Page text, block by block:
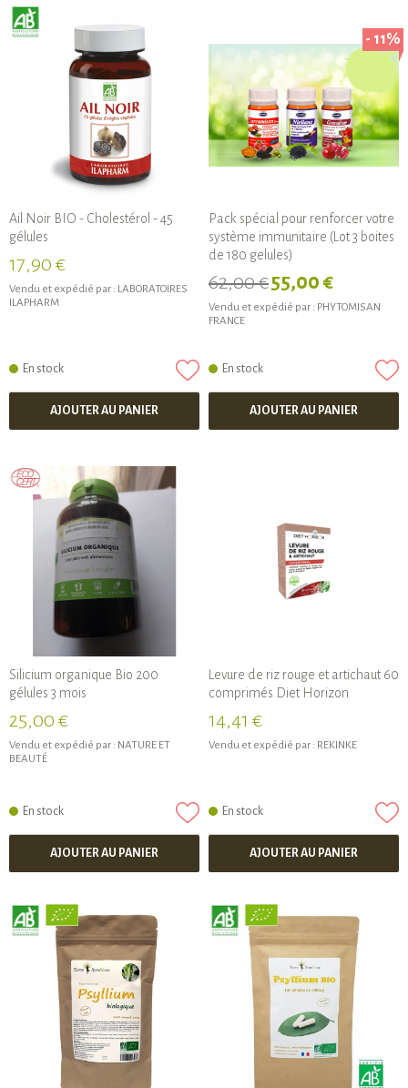
Ail Noir BIO - Cholestérol - 45
gélules
17,90 €
Vendu et expédié par : LABORATOIRES
ILAPHARM
En stock
AJOUTER AU PANIER
- 11%
Pack spécial pour renforcer votre
système immunitaire (Lot 3 boites
de 180 gelules)
62,00 €55,00 €
Vendu et expédié par : PHYTOMISAN
FRANCE
En stock
AJOUTER AU PANIER
Silicium organique Bio 200
gélules 3 mois
25,00 €
Vendu et expédié par : NATURE ET
BEAUTÉ
En stock
AJOUTER AU PANIER
Levure de riz rouge et artichaut 60
comprimés Diet Horizon
14,41 €
Vendu et expédié par : REKINKE
En stock
AJOUTER AU PANIER